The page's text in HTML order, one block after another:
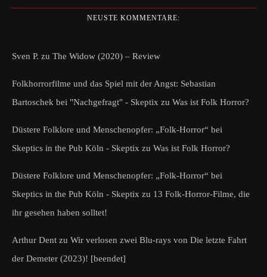
NEUSTE KOMMENTARE:
Sven P. zu The Widow (2020) – Review
Folkhorrorfilme und das Spiel mit der Angst: Sebastian
Bartoschek bei "Nachgefragt" - Skeptix zu Was ist Folk Horror?
Düstere Folklore und Menschenopfer: „Folk-Horror“ bei
Skeptics in the Pub Köln - Skeptix zu Was ist Folk Horror?
Düstere Folklore und Menschenopfer: „Folk-Horror“ bei
Skeptics in the Pub Köln - Skeptix zu 13 Folk-Horror-Filme, die
ihr gesehen haben solltet!
Arthur Dent zu Wir verlosen zwei Blu-rays von Die letzte Fahrt
der Demeter (2023)! [beendet]